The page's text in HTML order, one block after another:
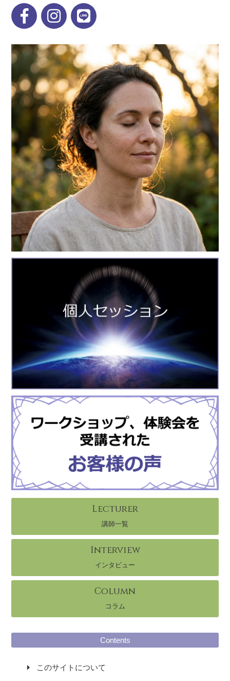
Lecturer
講師一覧
Interview
インタビュー
Column
コラム
Contents
このサイトについて